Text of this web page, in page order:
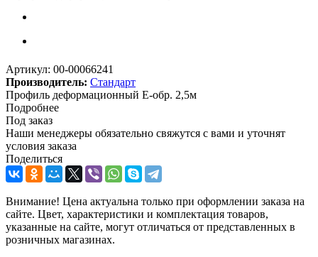
Артикул: 00-00066241
Производитель: Стандарт
Профиль деформационный E-обр. 2,5м
Подробнее
Под заказ
Наши менеджеры обязательно свяжутся с вами и уточнят
условия заказа
Поделиться
Внимание! Цена актуальна только при оформлении заказа на
сайте. Цвет, характеристики и комплектация товаров,
указанные на сайте, могут отличаться от представленных в
розничных магазинах.